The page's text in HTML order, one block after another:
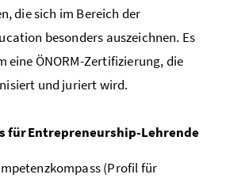
die sich im Bereich der
besonders auszeichnen. Es
eine ÖNORM-Zertifizierung, die
und juriert wird.
für Entrepreneurship-Lehrende
(Profil für